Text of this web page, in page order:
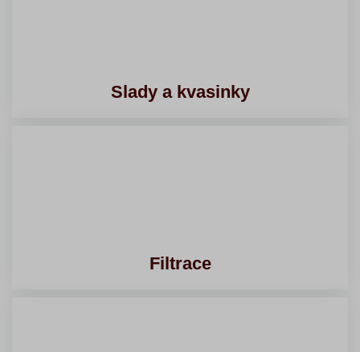
Slady a kvasinky
Filtrace